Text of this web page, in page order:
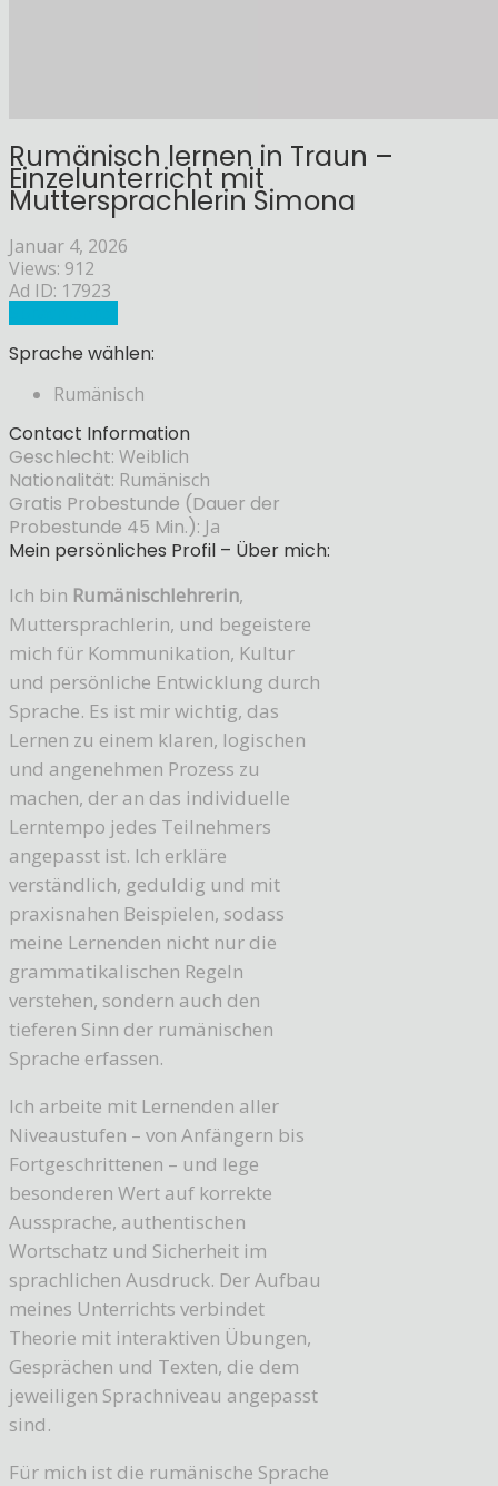
Rumänisch lernen in Traun –
Einzelunterricht mit
Muttersprachlerin Simona
Januar 4, 2026
Views: 912
Ad ID: 17923
Sprache wählen:
Rumänisch
Contact Information
Geschlecht: Weiblich
Nationalität: Rumänisch
Gratis Probestunde (Dauer der
Probestunde 45 Min.): Ja
Mein persönliches Profil – Über mich:
Ich bin Rumänischlehrerin,
Muttersprachlerin, und begeistere
mich für Kommunikation, Kultur
und persönliche Entwicklung durch
Sprache. Es ist mir wichtig, das
Lernen zu einem klaren, logischen
und angenehmen Prozess zu
machen, der an das individuelle
Lerntempo jedes Teilnehmers
angepasst ist. Ich erkläre
verständlich, geduldig und mit
praxisnahen Beispielen, sodass
meine Lernenden nicht nur die
grammatikalischen Regeln
verstehen, sondern auch den
tieferen Sinn der rumänischen
Sprache erfassen.
Ich arbeite mit Lernenden aller
Niveaustufen – von Anfängern bis
Fortgeschrittenen – und lege
besonderen Wert auf korrekte
Aussprache, authentischen
Wortschatz und Sicherheit im
sprachlichen Ausdruck. Der Aufbau
meines Unterrichts verbindet
Theorie mit interaktiven Übungen,
Gesprächen und Texten, die dem
jeweiligen Sprachniveau angepasst
sind.
Für mich ist die rumänische Sprache